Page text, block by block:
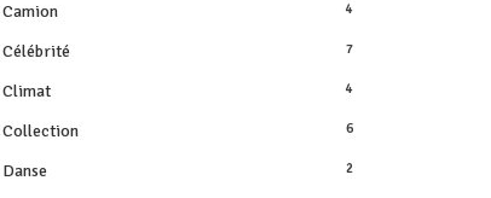
Camion 4
Célébrité 7
Climat 4
Collection 6
Danse 2